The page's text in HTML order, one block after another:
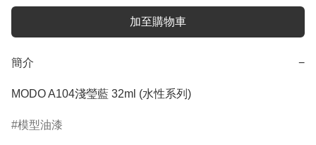
加至購物車
簡介 −
MODO A104淺瑩藍 32ml (水性系列)
模型油漆